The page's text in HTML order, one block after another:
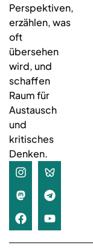
Perspektiven,
erzählen, was
oft
übersehen
wird, und
schaffen
Raum für
Austausch
und
kritisches
Denken.